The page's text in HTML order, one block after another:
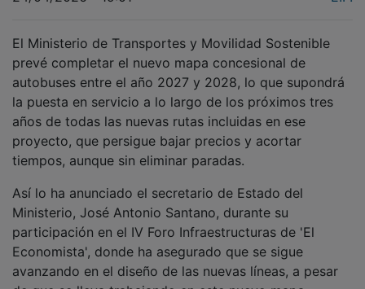
prevé completar el nuevo mapa concesional de
autobuses entre el año 2027 y 2028, lo que supondrá
la puesta en servicio a lo largo de los próximos tres
años de todas las nuevas rutas incluidas en ese
proyecto, que persigue bajar precios y acortar
tiempos, aunque sin eliminar paradas.
Ministerio, José Antonio Santano, durante su
participación en el IV Foro Infraestructuras de 'El
Economista', donde ha asegurado que se sigue
avanzando en el diseño de las nuevas líneas, a pesar
de que se lleva trabajando en este nuevo mapa